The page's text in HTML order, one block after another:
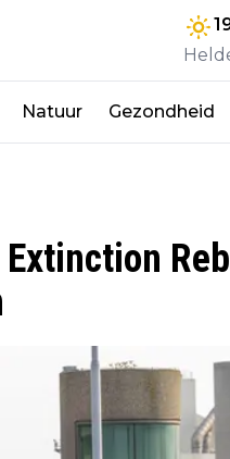
Natuur Gezondheid